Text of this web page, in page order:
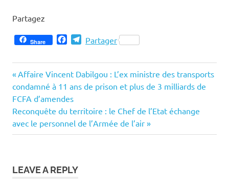
Partagez
Share FacebookTelegram
Partager
Navigation
de
l’article
Previous
Post:
Affaire Vincent Dabilgou : L’ex ministre des transports
condamné à 11 ans de prison et plus de 3 milliards de
FCFA d’amendes
Next
Post:
Reconquête du territoire : le Chef de l’Etat échange
avec le personnel de l’Armée de l’air
LEAVE A REPLY